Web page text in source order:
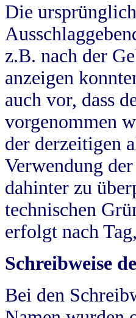
Die
z.B. nach der
anzeigen
auch vor, dass
vorgenommen
der derzeitigen
Verwendung
dahinter zu
technischen
erfolgt nach
Schreibweise
Bei den